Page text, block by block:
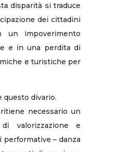
disparità si traduce
dei cittadini
impoverimento
e in una perdita di
e turistiche per
questo divario.
necessario un
valorizzazione e
– danza